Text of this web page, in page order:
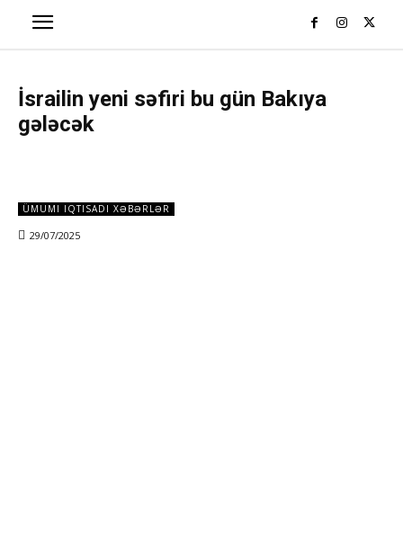
İsrailin yeni səfiri bu gün Bakıya
gələcək
ÜMUMI IQTISADI XƏBƏRLƏR
29/07/2025